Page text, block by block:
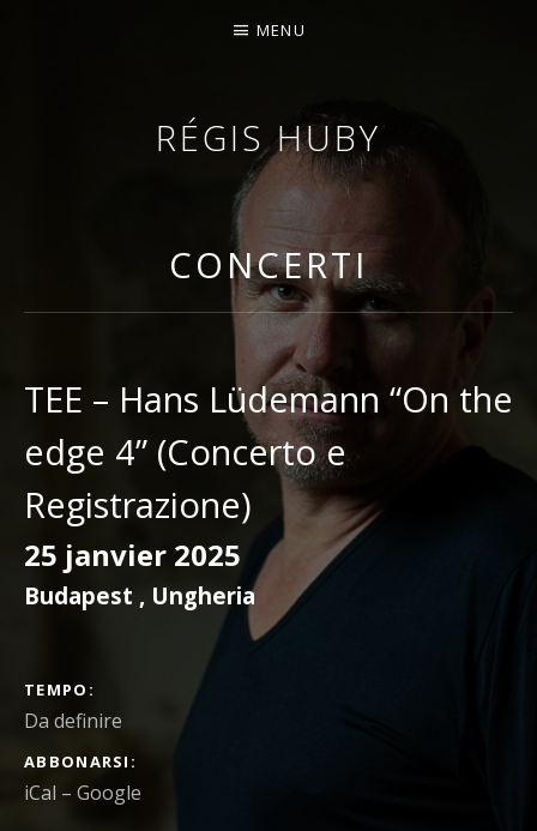
RÉGIS HUBY
VIOLINISTA - IMPROVVISATORE - COMPOSITORE
MENU
CONCERTI
TEE – Hans Lüdemann “On the
edge 4” (Concerto e
Registrazione)
25 janvier 2025
Budapest , Ungheria
DETTAGLI DEL CONCERTO
TEMPO
Da definire
ABBONARSI
iCal Google